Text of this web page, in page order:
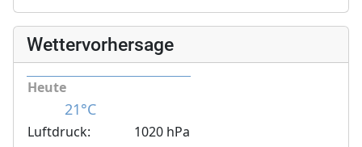
Wettervorhersage
Heute
21°C
Luftdruck:
1020 hPa